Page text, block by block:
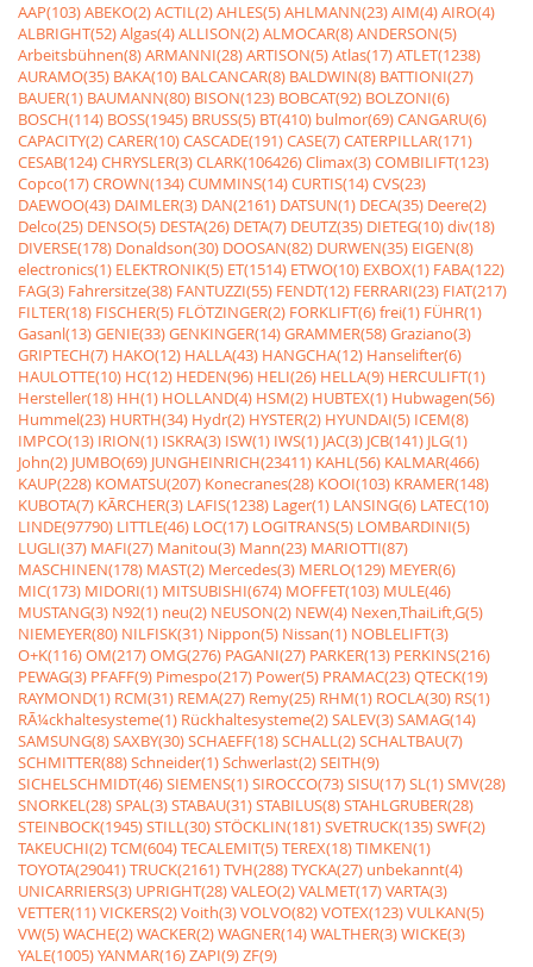
AAP(103)ABEKO(2)ACTIL(2)AHLES(5)AHLMANN(23)AIM(4)AIRO(4)
ALBRIGHT(52)Algas(4)ALLISON(2)ALMOCAR(8)ANDERSON(5)
Arbeitsbühnen(8)ARMANNI(28)ARTISON(5)Atlas(17)ATLET(1238)
AURAMO(35) BAKA(10) BALCANCAR(8) BALDWIN(8) BATTIONI(27)
BAUER(1) BAUMANN(80) BISON(123) BOBCAT(92) BOLZONI(6)
BOSCH(114) BOSS(1945) BRUSS(5) BT(410) bulmor(69)CANGARU(6)
CAPACITY(2)CARER(10)CASCADE(191)CASE(7)CATERPILLAR(171)
CESAB(124)CHRYSLER(3)CLARK(106426)Climax(3)COMBILIFT(123)
Copco(17)CROWN(134)CUMMINS(14)CURTIS(14)CVS(23)
DAEWOO(43) DAIMLER(3) DAN(2161) DATSUN(1) DECA(35) Deere(2)
Delco(25) DENSO(5) DESTA(26) DETA(7) DEUTZ(35) DIETEG(10)div(18)
DIVERSE(178) Donaldson(30) DOOSAN(82) DURWEN(35) EIGEN(8)
electronics(1) ELEKTRONIK(5) ET(1514) ETWO(10) EXBOX(1) FABA(122)
FAG(3) Fahrersitze(38) FANTUZZI(55) FENDT(12) FERRARI(23) FIAT(217)
FILTER(18) FISCHER(5) FLÖTZINGER(2) FORKLIFT(6)frei(1) FÜHR(1)
Gasanl(13)GENIE(33)GENKINGER(14)GRAMMER(58)Graziano(3)
GRIPTECH(7) HAKO(12) HALLA(43) HANGCHA(12) Hanselifter(6)
HAULOTTE(10) HC(12) HEDEN(96) HELI(26) HELLA(9) HERCULIFT(1)
Hersteller(18) HH(1) HOLLAND(4) HSM(2) HUBTEX(1) Hubwagen(56)
Hummel(23) HURTH(34) Hydr(2) HYSTER(2) HYUNDAI(5) ICEM(8)
IMPCO(13) IRION(1) ISKRA(3) ISW(1) IWS(1) JAC(3) JCB(141) JLG(1)
John(2) JUMBO(69) JUNGHEINRICH(23411) KAHL(56) KALMAR(466)
KAUP(228) KOMATSU(207) Konecranes(28) KOOI(103) KRAMER(148)
KUBOTA(7) KÃRCHER(3) LAFIS(1238) Lager(1) LANSING(6) LATEC(10)
LINDE(97790) LITTLE(46) LOC(17) LOGITRANS(5) LOMBARDINI(5)
LUGLI(37) MAFI(27) Manitou(3) Mann(23) MARIOTTI(87)
MASCHINEN(178) MAST(2) Mercedes(3) MERLO(129) MEYER(6)
MIC(173) MIDORI(1) MITSUBISHI(674) MOFFET(103) MULE(46)
MUSTANG(3) N92(1) neu(2) NEUSON(2) NEW(4) Nexen,ThaiLift,G(5)
NIEMEYER(80) NILFISK(31) Nippon(5) Nissan(1) NOBLELIFT(3)
O+K(116)OM(217)OMG(276) PAGANI(27) PARKER(13) PERKINS(216)
PEWAG(3) PFAFF(9) Pimespo(217) Power(5) PRAMAC(23)QTECK(19)
RAYMOND(1) RCM(31) REMA(27) Remy(25) RHM(1) ROCLA(30) RS(1)
RÃ¼ckhaltesysteme(1) Rückhaltesysteme(2)SALEV(3)SAMAG(14)
SAMSUNG(8)SAXBY(30)SCHAEFF(18)SCHALL(2)SCHALTBAU(7)
SCHMITTER(88)Schneider(1)Schwerlast(2)SEITH(9)
SICHELSCHMIDT(46)SIEMENS(1)SIROCCO(73)SISU(17)SL(1)SMV(28)
SNORKEL(28)SPAL(3)STABAU(31)STABILUS(8)STAHLGRUBER(28)
STEINBOCK(1945)STILL(30)STÖCKLIN(181)SVETRUCK(135)SWF(2)
TAKEUCHI(2)TCM(604)TECALEMIT(5)TEREX(18)TIMKEN(1)
TOYOTA(29041)TRUCK(2161)TVH(288)TYCKA(27) unbekannt(4)
UNICARRIERS(3) UPRIGHT(28)VALEO(2)VALMET(17)VARTA(3)
VETTER(11)VICKERS(2)Voith(3)VOLVO(82)VOTEX(123)VULKAN(5)
VW(5)WACHE(2)WACKER(2)WAGNER(14)WALTHER(3)WICKE(3)
YALE(1005)YANMAR(16)ZAPI(9)ZF(9)